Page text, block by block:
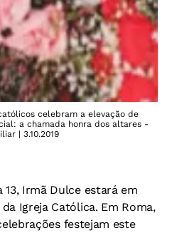
celebram a elevação de
a chamada honra dos altares -
| 3.10.2019
Irmã Dulce estará em
Igreja Católica. Em Roma,
festejam este